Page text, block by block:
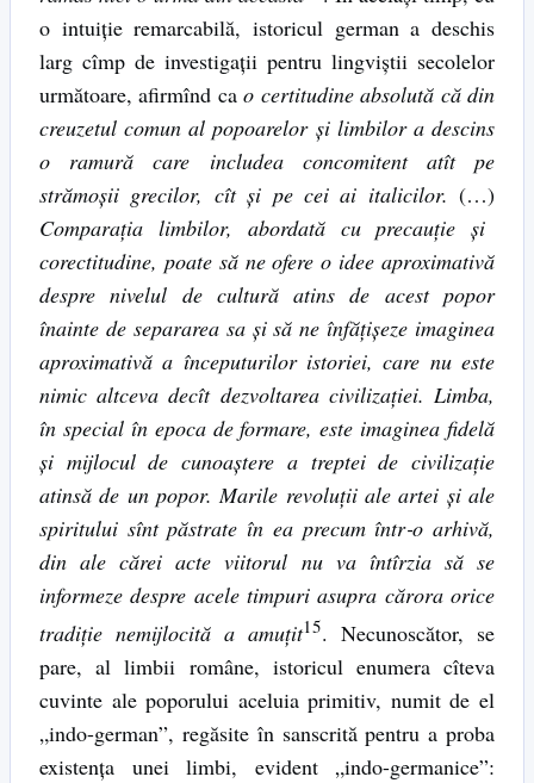
o intuiţie remarcabilă, istoricul german a deschis
larg cîmp de investigaţii pentru lingviştii secolelor
următoare, afirmînd cao certitudine absolută că din
creuzetul comun al popoarelor şi limbilor a descins
o ramură care includea concomitent atît pe
strămoşii grecilor, cît şi pe cei ai italicilor. (…)
Comparaţia limbilor, abordată cu precauţie şi
corectitudine, poate să ne ofere o idee aproximativă
despre nivelul de cultură atins de acest popor
înainte de separarea sa şi să ne înfăţişeze imaginea
aproximativă a începuturilor istoriei, care nu este
nimic altceva decît dezvoltarea civilizaţiei. Limba,
în special în epoca de formare, este imaginea fidelă
şi mijlocul de cunoaştere a treptei de civilizaţie
atinsă de un popor. Marile revoluţii ale artei şi ale
spiritului sînt păstrate în ea precum într‑o arhivă,
din ale cărei acte viitorul nu va întîrzia să se
informeze despre acele timpuri asupra cărora orice
tradiţie nemijlocită a amuţit15. Necunoscător, se
pare, al limbii române, istoricul enumera cîteva
cuvinte ale poporului aceluia primitiv, numit de el
„indo-german”, regăsite în sanscrită pentru a proba
existenţa unei limbi, evident „indo-germanice”: